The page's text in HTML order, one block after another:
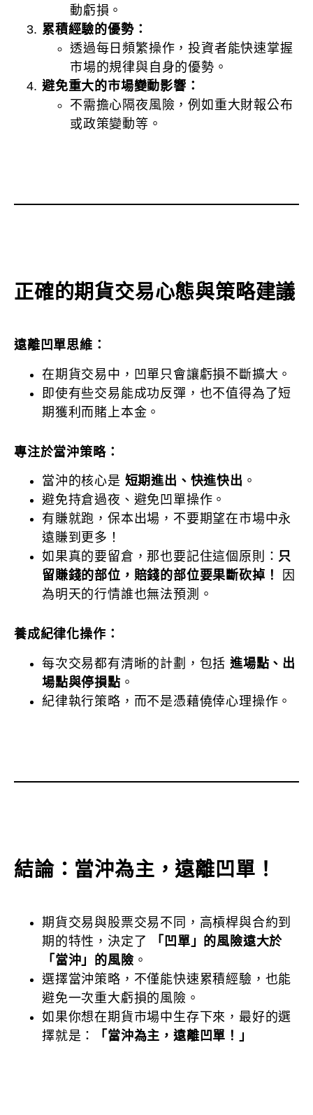
動虧損。
累積經驗的優勢：
透過每日頻繁操作，投資者能快速掌握
市場的規律與自身的優勢。
避免重大的市場變動影響：
不需擔心隔夜風險，例如重大財報公布
或政策變動等。
正確的期貨交易心態與策略建議
遠離凹單思維：
在期貨交易中，凹單只會讓虧損不斷擴大。
即使有些交易能成功反彈，也不值得為了短
期獲利而賭上本金。
專注於當沖策略：
當沖的核心是 短期進出、快進快出 。
避免持倉過夜、避免凹單操作。
有賺就跑，保本出場，不要期望在市場中永
遠賺到更多！
如果真的要留倉，那也要記住這個原則： 只
留賺錢的部位，賠錢的部位要果斷砍掉！
因
為明天的行情誰也無法預測。
養成紀律化操作：
每次交易都有清晰的計劃，包括 進場點、出
場點與停損點 。
紀律執行策略，而不是憑藉僥倖心理操作。
結論：當沖為主，遠離凹單！
期貨交易與股票交易不同，高槓桿與合約到
期的特性，決定了
「凹單」的風險遠大於
「當沖」的風險 。
選擇當沖策略，不僅能快速累積經驗，也能
避免一次重大虧損的風險。
如果你想在期貨市場中生存下來，最好的選
擇就是：
「當沖為主，遠離凹單！」